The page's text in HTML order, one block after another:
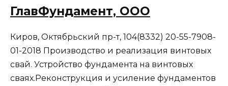
ГлавФундамент, ООО
Киров, Октябрьский пр-т, 104(8332) 20-55-7908-
01-2018 Производство и реализация винтовых
свай. Устройство фундамента на винтовых
сваях.Реконструкция и усиление фундаментов